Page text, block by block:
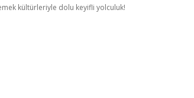
kültürleriyle dolu keyifli yolculuk!